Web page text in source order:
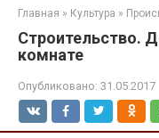
Главная » Культура »
Строительство.
комнате
Опубликовано: 31.05.2017